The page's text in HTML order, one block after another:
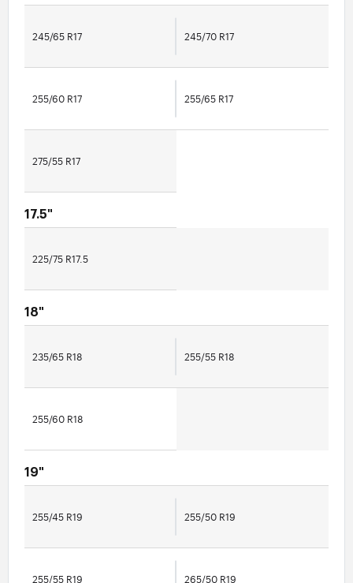
245/65 R17 245/70 R17
255/60 R17 255/65 R17
275/55 R17
17.5"
225/75 R17.5
18"
235/65 R18 255/55 R18
255/60 R18
19"
255/45 R19 255/50 R19
255/55 R19 265/50 R19